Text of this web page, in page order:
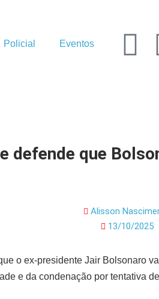
Policial Eventos
defende que
Alisson
13/10/2025
o ex-presidente Jair Bolsonaro
e da condenação por tentativa